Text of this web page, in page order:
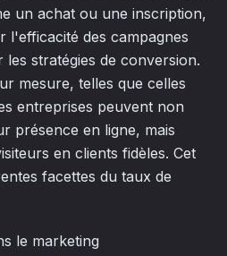
un achat ou une inscription,
l'efficacité des campagnes
stratégies de conversion.
mesure, telles que celles
entreprises peuvent non
présence en ligne, mais
en clients fidèles. Cet
facettes du taux de
le marketing